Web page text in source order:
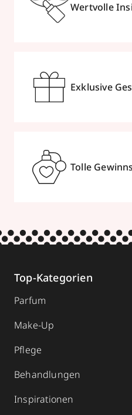
Wertvolle
Exklusive
Tolle
Top-Kategorien
Parfum
Make-Up
Pflege
Behandlungen
Inspirationen